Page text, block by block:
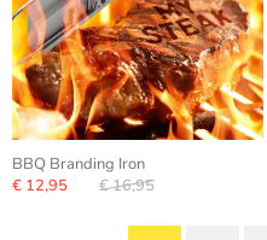
BBQ Branding Iron
€ 12,95
€ 16,95